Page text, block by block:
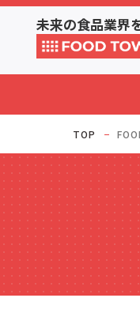
未来の食品業界
TOP